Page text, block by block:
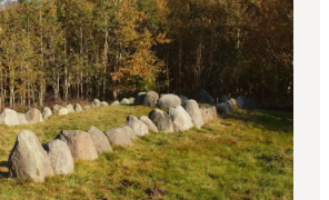
voyage